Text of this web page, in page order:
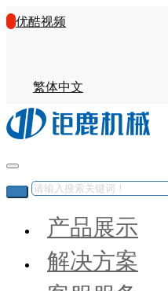
优酷视频
繁体中文
产品展示
解决方案